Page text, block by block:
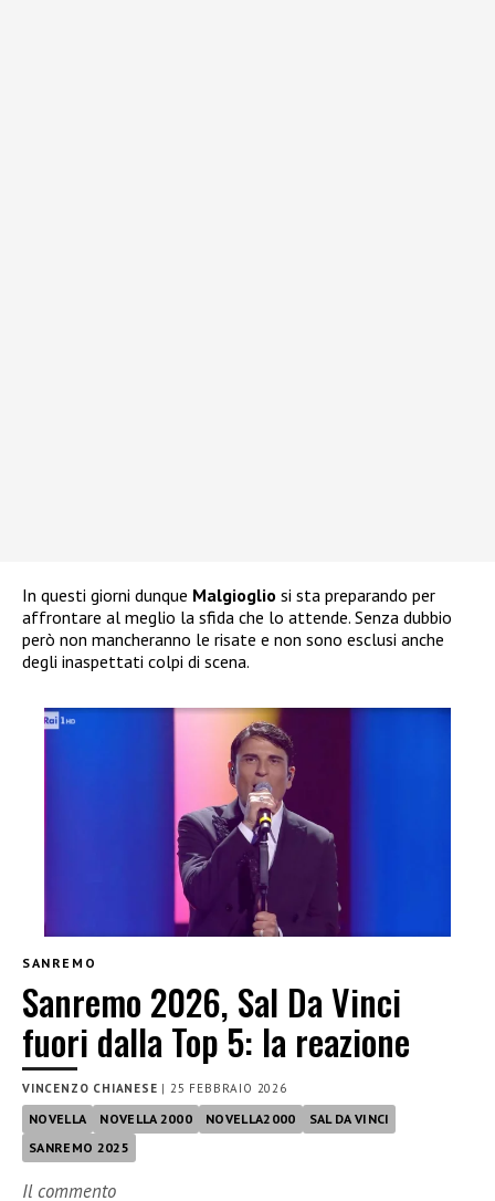
In questi giorni dunque Malgioglio si sta preparando per
affrontare al meglio la sfida che lo attende. Senza dubbio
però non mancheranno le risate e non sono esclusi anche
degli inaspettati colpi di scena.
SANREMO
Sanremo 2026, Sal Da Vinci
fuori dalla Top 5: la reazione
VINCENZO CHIANESE | 25 FEBBRAIO 2026
NOVELLA NOVELLA 2000 NOVELLA2000
SAL DA VINCI
SANREMO 2025
Il commento